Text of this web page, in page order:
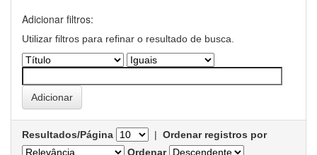
Adicionar filtros:
Utilizar filtros para refinar o resultado de busca.
Resultados/Página | Ordenar registros por
Ordenar